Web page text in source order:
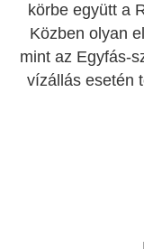
körbe együtt a
Közben olyan
mint az Egyfás-
vízállás esetén